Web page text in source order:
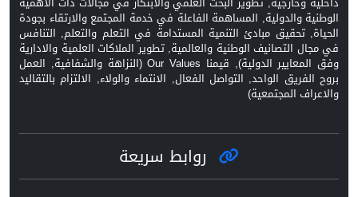
الوطنية والدولية, المساهمة الفاعلة في خدمة المجتمع والارتقاء بجودة
الحياة, تحقيق مبادئ التنمية المستدامة في التعلم والتعلم, التنافس
في مجال التصانيف الوطنية والعالمية, تطوير الملاكات العلمية والادارية
وفق المعايير الدولية), قيمنا Our Values (النزاهة والشفافية, العمل
بروح الفريق الواحد, التواصل الفعال, الانتماء والولاء, الالتزام بالتقاليد
والاعراف المجتمعية)
روابط سريعة